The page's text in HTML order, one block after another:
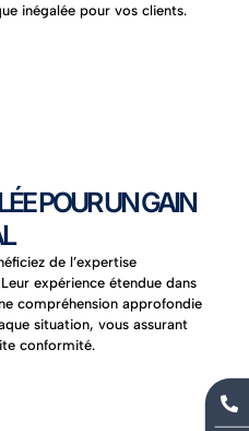
inégalée pour vos clients.
POUR UN GAIN
de l’expertise
expérience étendue dans
compréhension approfondie
situation, vous assurant
conformité.
